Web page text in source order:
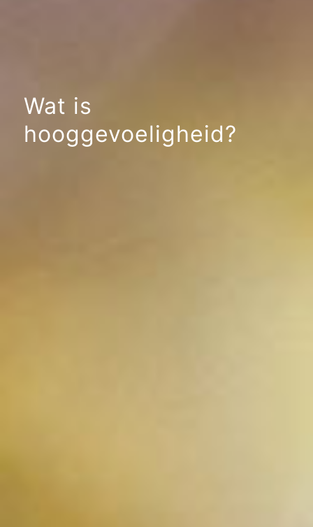
Wat is
hooggevoeligheid?